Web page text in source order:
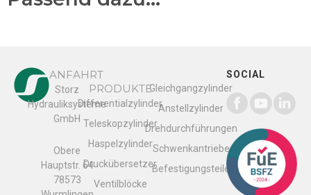
ANFAHRT
Storz
Hydrauliksysteme
GmbH
Obere
Hauptstr. 64
78573
PRODUKTE
Differentialzylinder
Teleskopzylinder
Haspelzylinder
Druckübersetzer
Ventilblöcke
Gleichgangzylinder
Anstellzylinder
Drehdurchführungen
Schwenkantriebe
Befestigungsteile
SOCIAL